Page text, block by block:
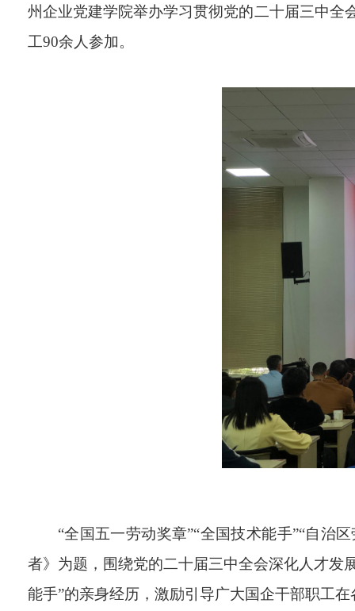
州企业党建学院举办学习贯彻党的二十届三中全
工90余人参加。
“全国五一劳动奖章”“全国技术能手”“自治区
者》为题，围绕党的二十届三中全会深化人才发
能手”的亲身经历，激励引导广大国企干部职工